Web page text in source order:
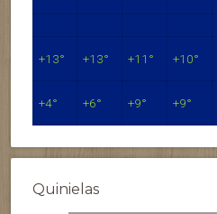
+13° +13° +11° +10°
+4° +6° +9° +9°
Quinielas